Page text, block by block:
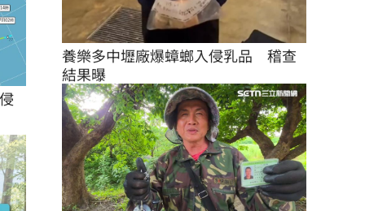
養樂多中壢廠爆蟑螂入侵乳品　稽查
結果曝